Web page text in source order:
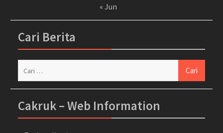
« Jun
Cari Berita
Cakruk – Web Information